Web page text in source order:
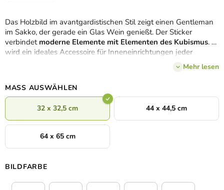
Das Holzbild im avantgardistischen Stil zeigt einen Gentleman
im Sakko, der gerade ein Glas Wein genießt. Der Sticker
verbindet moderne Elemente mit Elementen des Kubismus. Er
wird ein ideales Accessoire für Inneneinrichtungen jeder
Mehr lesen
MASS AUSWÄHLEN
32 x 32,5 cm 44 x 44,5 cm
64 x 65 cm
BILDFARBE